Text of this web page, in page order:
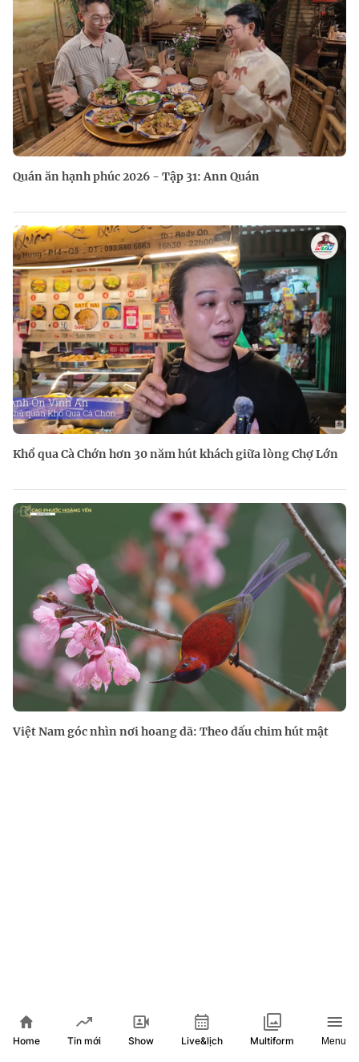
Quán ăn hạnh phúc 2026 - Tập 31: Ann Quán
Khổ qua Cà Chớn hơn 30 năm hút khách giữa lòng Chợ Lớn
Việt Nam góc nhìn nơi hoang dã: Theo dấu chim hút mật
Home Tin mới Show Live&lịch Multiform Menu